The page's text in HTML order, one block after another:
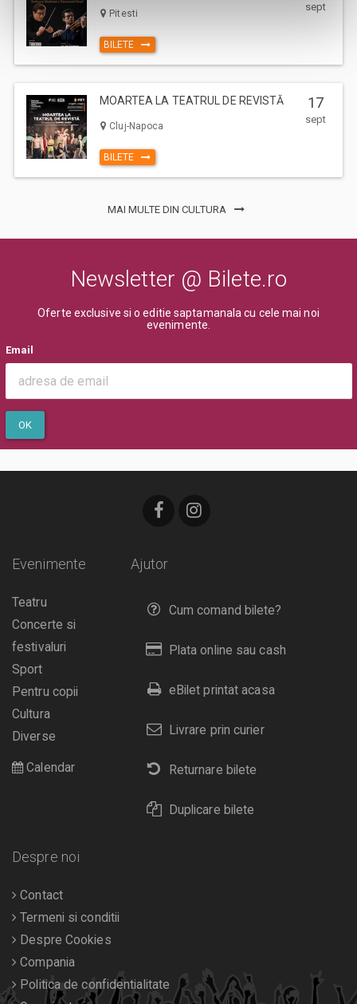
Pitesti
BILETE
sept
MOARTEA LA TEATRUL DE REVISTĂ
Cluj-Napoca
BILETE
17
sept
MAI MULTE DIN CULTURA
Newsletter @ Bilete.ro
Oferte exclusive si o editie saptamanala cu cele mai noi
evenimente.
Email
OK
Ajutor
Cum comand bilete?
Plata online sau cash
eBilet printat acasa
Livrare prin curier
Returnare bilete
Duplicare bilete
Evenimente
Teatru
Concerte si
festivaluri
Sport
Pentru copii
Cultura
Diverse
Calendar
Despre noi
Contact
Termeni si conditii
Despre Cookies
Compania
Politica de confidentialitate